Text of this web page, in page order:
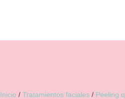
Inicio / Tratamientos faciales / Peeling